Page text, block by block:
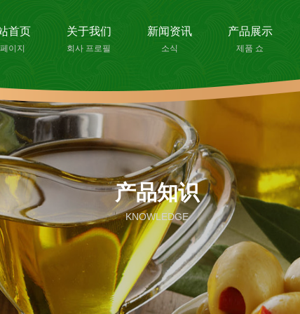
首页
이지
关于我们
회사 프로필
新闻资讯
소식
产品展示
제품 쇼
产品知识
KNOWLEDGE